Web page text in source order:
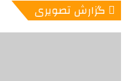
گزارش تصویری